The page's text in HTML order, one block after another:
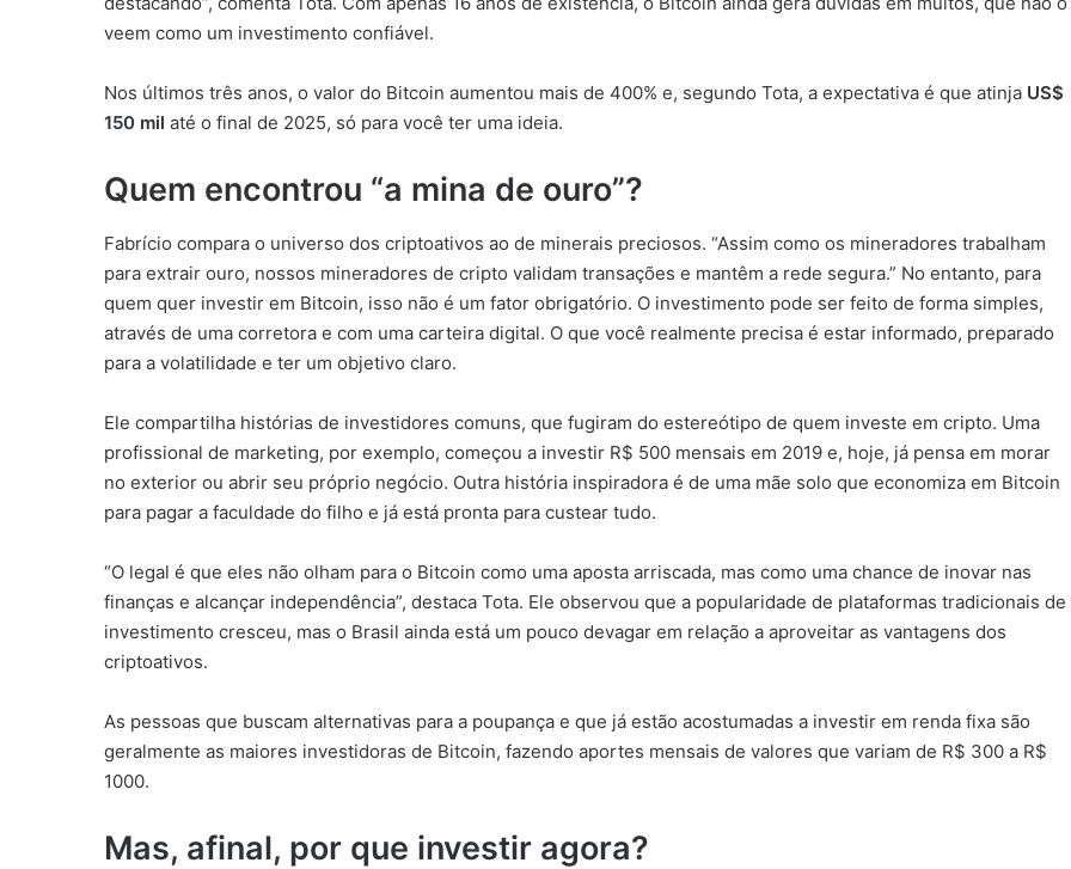
veem como um investimento confiável.
Nos últimos três anos, o valor do Bitcoin aumentou mais de 400% e, segundo Tota, a expectativa é que atinja US$
150 mil até o final de 2025, só para você ter uma ideia.
Quem encontrou “a mina de ouro”?
Fabrício compara o universo dos criptoativos ao de minerais preciosos. “Assim como os mineradores trabalham
para extrair ouro, nossos mineradores de cripto validam transações e mantêm a rede segura.” No entanto, para
quem quer investir em Bitcoin, isso não é um fator obrigatório. O investimento pode ser feito de forma simples,
através de uma corretora e com uma carteira digital. O que você realmente precisa é estar informado, preparado
para a volatilidade e ter um objetivo claro.
Ele compartilha histórias de investidores comuns, que fugiram do estereótipo de quem investe em cripto. Uma
profissional de marketing, por exemplo, começou a investir R$ 500 mensais em 2019 e, hoje, já pensa em morar
no exterior ou abrir seu próprio negócio. Outra história inspiradora é de uma mãe solo que economiza em Bitcoin
para pagar a faculdade do filho e já está pronta para custear tudo.
“O legal é que eles não olham para o Bitcoin como uma aposta arriscada, mas como uma chance de inovar nas
finanças e alcançar independência”, destaca Tota. Ele observou que a popularidade de plataformas tradicionais de
investimento cresceu, mas o Brasil ainda está um pouco devagar em relação a aproveitar as vantagens dos
criptoativos.
As pessoas que buscam alternativas para a poupança e que já estão acostumadas a investir em renda fixa são
geralmente as maiores investidoras de Bitcoin, fazendo aportes mensais de valores que variam de R$ 300 a R$
1000.
Mas, afinal, por que investir agora?